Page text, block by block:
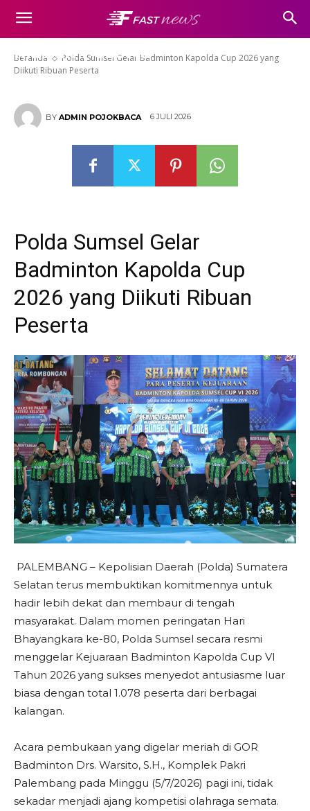
Beranda
Polda Sumsel Gelar Badminton Kapolda Cup 2026 yang
Diikuti Ribuan Peserta
Polda Sumsel Gelar Badminton
Kapolda Cup 2026 yang Diikuti
Ribuan Peserta
BY ADMIN POJOKBACA 6 JULI 2026
Polda Sumsel Gelar
Badminton Kapolda Cup
2026 yang Diikuti Ribuan
Peserta
​PALEMBANG – Kepolisian Daerah (Polda) Sumatera
Selatan terus membuktikan komitmennya untuk
hadir lebih dekat dan membaur di tengah
masyarakat. Dalam momen peringatan Hari
Bhayangkara ke-80, Polda Sumsel secara resmi
menggelar Kejuaraan Badminton Kapolda Cup VI
Tahun 2026 yang sukses menyedot antusiasme luar
biasa dengan total 1.078 peserta dari berbagai
kalangan.
​Acara pembukaan yang digelar meriah di GOR
Badminton Drs. Warsito, S.H., Komplek Pakri
Palembang pada Minggu (5/7/2026) pagi ini, tidak
sekadar menjadi ajang kompetisi olahraga semata.